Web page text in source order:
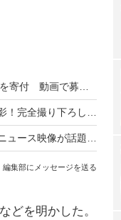
編集部にメッセージを送る
どを明かした。